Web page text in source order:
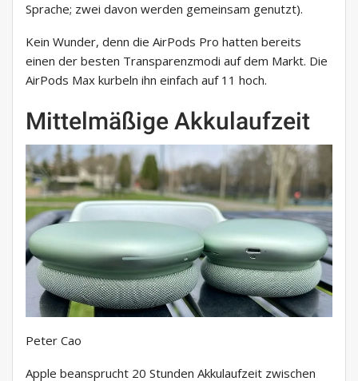
Sprache; zwei davon werden gemeinsam genutzt).
Kein Wunder, denn die AirPods Pro hatten bereits
einen der besten Transparenzmodi auf dem Markt. Die
AirPods Max kurbeln ihn einfach auf 11 hoch.
Mittelmäßige Akkulaufzeit
Peter Cao
Apple beansprucht 20 Stunden Akkulaufzeit zwischen